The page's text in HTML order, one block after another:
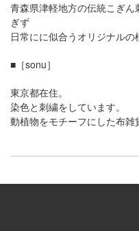
青森県津軽地方の伝統こぎ
ぎず
日常にに似合うオリジナルの
■［sonu］
東京都在住。
染色と刺繍をしています。
動植物をモチーフにした布雑